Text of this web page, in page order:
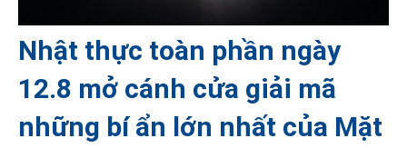
Nhật thực toàn phần ngày
12.8 mở cánh cửa giải mã
những bí ẩn lớn nhất của Mặt